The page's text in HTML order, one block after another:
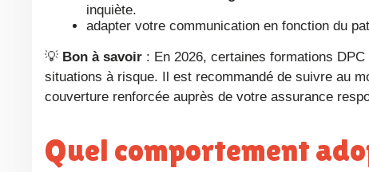
inquiète.
adapter votre communication en fonction du
Bon à savoir : En 2026, certaines formations
situations à risque. Il est recommandé de suivre au
couverture renforcée auprès de votre assurance
Quel comportement adopter face à un patient difficile